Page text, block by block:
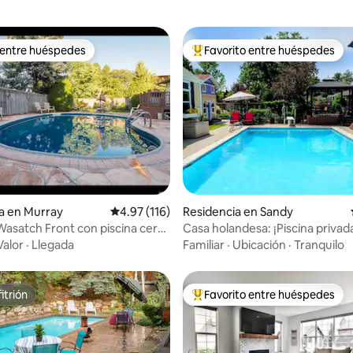
de 5; 483 evaluaciones
huéspedes
huéspedes
en Murray Calificación promedio: 4.97 de 5; 116
4.97 (116)
Front con piscina cerca
· Llegada
De los mejores en Favorito
Favorito entre huéspedes
Residencia en Sandy
Casa holandesa: ¡Piscina privada y casita
de juegos para niños!
Familiar · Ubicación · Tranquilo
De los mejores en Favorito
Favorito entre huéspedes